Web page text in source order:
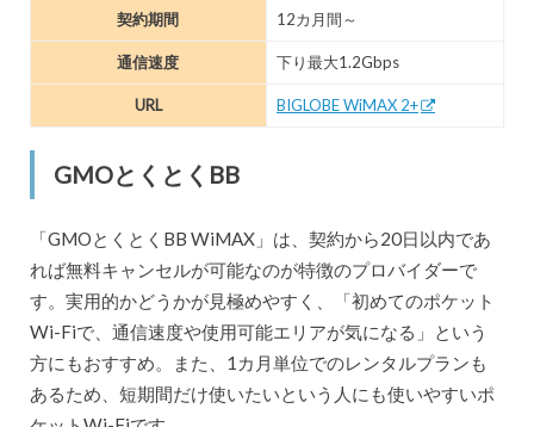
契約期間 12カ月間～
通信速度 下り最大1.2Gbps
URL BIGLOBE WiMAX 2+
GMOとくとくBB
「GMOとくとくBB WiMAX」は、契約から20日以内であ
れば無料キャンセルが可能なのが特徴のプロバイダーで
す。実用的かどうかが見極めやすく、「初めてのポケット
Wi-Fiで、通信速度や使用可能エリアが気になる」という
方にもおすすめ。また、1カ月単位でのレンタルプランも
あるため、短期間だけ使いたいという人にも使いやすいポ